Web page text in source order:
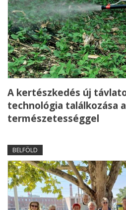
A kertészkedés új
technológia találkozása a
természetességgel
BELFÖLD